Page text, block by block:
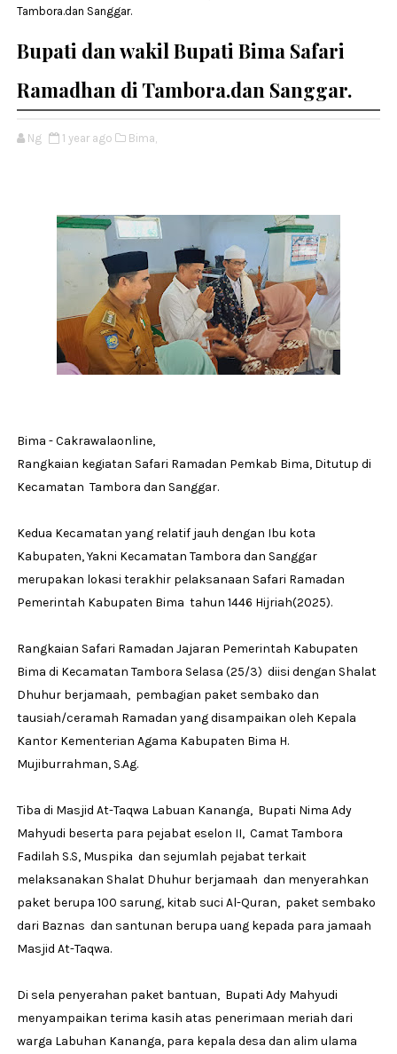
Tambora.dan Sanggar.
Bupati dan wakil Bupati Bima Safari
Ramadhan di Tambora.dan Sanggar.
Ng 1 year ago Bima,
Bima - Cakrawalaonline,
Rangkaian kegiatan Safari Ramadan Pemkab Bima, Ditutup di
Kecamatan Tambora dan Sanggar.
Kedua Kecamatan yang relatif jauh dengan Ibu kota
Kabupaten, Yakni Kecamatan Tambora dan Sanggar
merupakan lokasi terakhir pelaksanaan Safari Ramadan
Pemerintah Kabupaten Bima tahun 1446 Hijriah(2025).
Rangkaian Safari Ramadan Jajaran Pemerintah Kabupaten
Bima di Kecamatan Tambora Selasa (25/3) diisi dengan Shalat
Dhuhur berjamaah, pembagian paket sembako dan
tausiah/ceramah Ramadan yang disampaikan oleh Kepala
Kantor Kementerian Agama Kabupaten Bima H.
Mujiburrahman, S.Ag.
Tiba di Masjid At-Taqwa Labuan Kananga, Bupati Nima Ady
Mahyudi beserta para pejabat eselon II, Camat Tambora
Fadilah S.S, Muspika dan sejumlah pejabat terkait
melaksanakan Shalat Dhuhur berjamaah dan menyerahkan
paket berupa 100 sarung, kitab suci Al-Quran, paket sembako
dari Baznas dan santunan berupa uang kepada para jamaah
Masjid At-Taqwa.
Di sela penyerahan paket bantuan, Bupati Ady Mahyudi
menyampaikan terima kasih atas penerimaan meriah dari
warga Labuhan Kananga, para kepala desa dan alim ulama